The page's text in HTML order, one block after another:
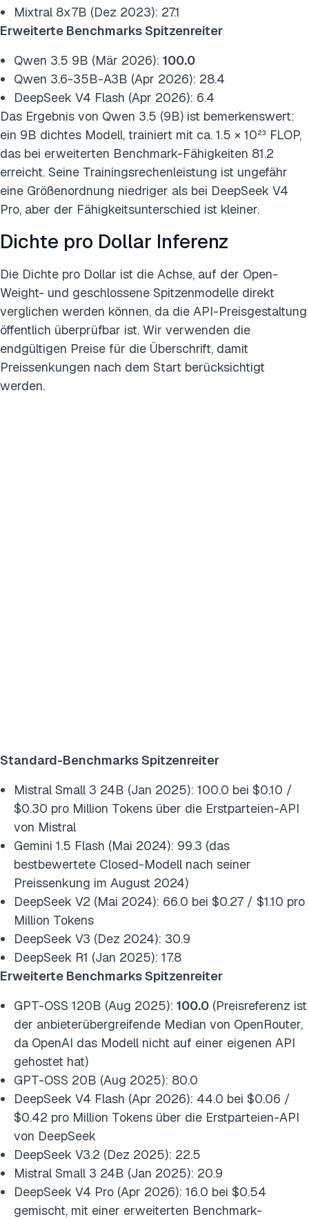
Mixtral 8x7B (Dez 2023): 27.1
Erweiterte Benchmarks Spitzenreiter
Qwen 3.5 9B (Mär 2026): 100.0
Qwen 3.6-35B-A3B (Apr 2026): 28.4
DeepSeek V4 Flash (Apr 2026): 6.4
Das Ergebnis von Qwen 3.5 (9B) ist bemerkenswert:
ein 9B dichtes Modell, trainiert mit ca. 1.5 × 10²³ FLOP,
das bei erweiterten Benchmark-Fähigkeiten 81.2
erreicht. Seine Trainingsrechenleistung ist ungefähr
eine Größenordnung niedriger als bei DeepSeek V4
Pro, aber der Fähigkeitsunterschied ist kleiner.
Dichte pro Dollar Inferenz
Die Dichte pro Dollar ist die Achse, auf der Open-
Weight- und geschlossene Spitzenmodelle direkt
verglichen werden können, da die API-Preisgestaltung
öffentlich überprüfbar ist. Wir verwenden die
endgültigen Preise für die Überschrift, damit
Preissenkungen nach dem Start berücksichtigt
werden.
Standard-Benchmarks Spitzenreiter
Mistral Small 3 24B (Jan 2025): 100.0 bei $0.10 /
$0.30 pro Million Tokens über die Erstparteien-API
von Mistral
Gemini 1.5 Flash (Mai 2024): 99.3 (das
bestbewertete Closed-Modell nach seiner
Preissenkung im August 2024)
DeepSeek V2 (Mai 2024): 66.0 bei $0.27 / $1.10 pro
Million Tokens
DeepSeek V3 (Dez 2024): 30.9
DeepSeek R1 (Jan 2025): 17.8
Erweiterte Benchmarks Spitzenreiter
GPT-OSS 120B (Aug 2025): 100.0 (Preisreferenz ist
der anbieterübergreifende Median von OpenRouter,
da OpenAI das Modell nicht auf einer eigenen API
gehostet hat)
GPT-OSS 20B (Aug 2025): 80.0
DeepSeek V4 Flash (Apr 2026): 44.0 bei $0.06 /
$0.42 pro Million Tokens über die Erstparteien-API
von DeepSeek
DeepSeek V3.2 (Dez 2025): 22.5
Mistral Small 3 24B (Jan 2025): 20.9
DeepSeek V4 Pro (Apr 2026): 16.0 bei $0.54
gemischt, mit einer erweiterten Benchmark-